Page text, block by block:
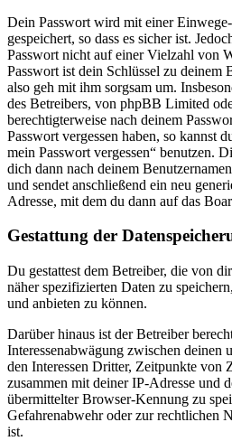
Dein Passwort wird mit einer
gespeichert, so dass es sicher ist.
Passwort nicht auf einer Vielzahl von
Passwort ist dein Schlüssel zu deinem
also geh mit ihm sorgsam um.
des Betreibers, von phpBB Limited
berechtigterweise nach deinem
Passwort vergessen haben, so kannst
mein Passwort vergessen“ benutzen.
dich dann nach deinem
und sendet anschließend ein neu
Adresse, mit dem du dann auf das
Gestattung der
Du gestattest dem Betreiber, die von
näher spezifizierten Daten zu
und anbieten zu können.
Darüber hinaus ist der Betreiber
Interessenabwägung zwischen deinen
den Interessen Dritter, Zeitpunkte von
zusammen mit deiner IP-Adresse und
übermittelter Browser-Kennung zu
Gefahrenabwehr oder zur rechtlichen
ist.